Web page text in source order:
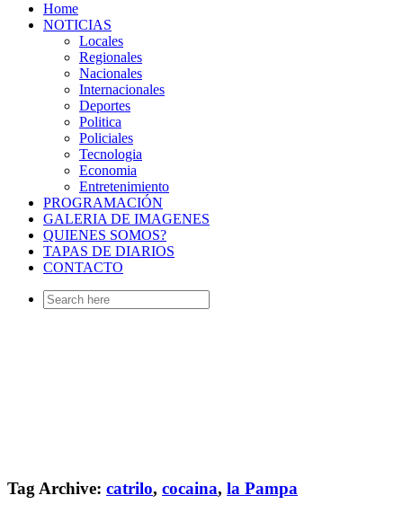
Home
NOTICIAS
Locales
Regionales
Nacionales
Internacionales
Deportes
Politica
Policiales
Tecnologia
Economia
Entretenimiento
PROGRAMACIÓN
GALERIA DE IMAGENES
QUIENES SOMOS?
TAPAS DE DIARIOS
CONTACTO
Search
for:
Tag Archive: catrilo, cocaina, la Pampa